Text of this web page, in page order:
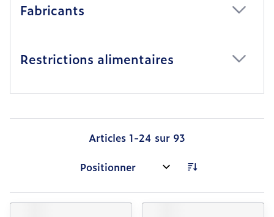
Fabricants
Restrictions alimentaires
Articles 1-24 sur 93
Trier par: